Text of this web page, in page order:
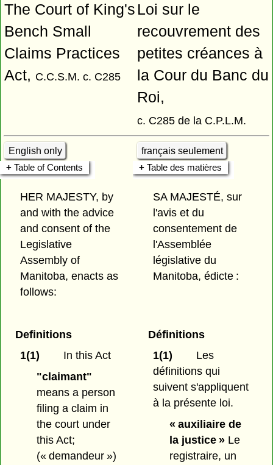
The Court of King's
Bench Small
Claims Practices
Act, C.C.S.M. c. C285
Loi sur le
recouvrement des
petites créances à
la Cour du Banc du
Roi,
c. C285 de la C.P.L.M.
English only
français seulement
Table of Contents
Table des matières
HER MAJESTY, by
and with the advice
and consent of the
Legislative
Assembly of
Manitoba, enacts as
follows:
SA MAJESTÉ, sur
l'avis et du
consentement de
l'Assemblée
législative du
Manitoba, édicte :
Definitions
1(1)
In this Act
"claimant"
means a person
filing a claim in
the court under
this Act;
(« demandeur »)
Définitions
1(1)
Les
définitions qui
suivent s'appliquent
à la présente loi.
« auxiliaire de
la justice »Le
registraire, un